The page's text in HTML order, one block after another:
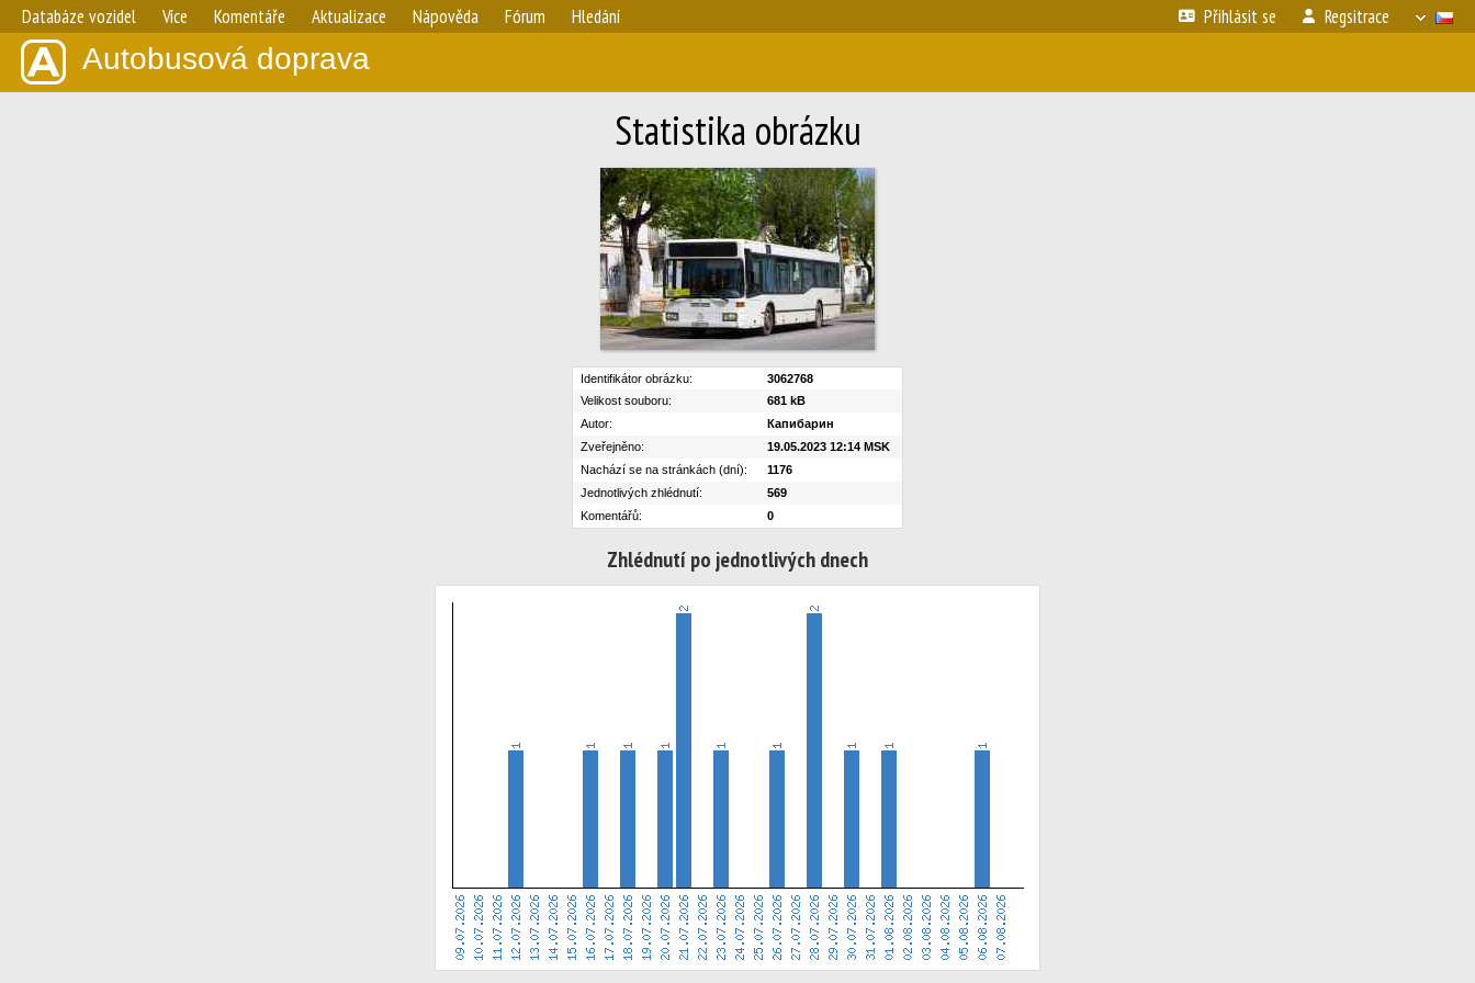
Databáze vozidel Více Komentáře Aktualizace Nápověda Fórum Hledání Přihlásit se Regsitrace
Autobusová doprava
Statistika obrázku
Identifikátor obrázku:
3062768
Velikost souboru:
681 kB
Autor:
Капибарин
Zveřejněno:
19.05.2023 12:14 MSK
Nachází se na stránkách (dní):
1176
Jednotlivých zhlédnutí:
569
Komentářů:
0
Zhlédnutí po jednotlivých dnech